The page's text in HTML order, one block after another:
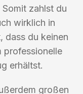
zahlst du
wirklich in
dass du keinen
professionelle
erhältst.
großen